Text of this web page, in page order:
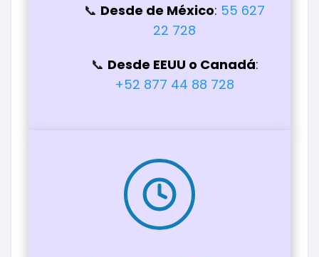
Desde de México: 55 627
22 728
Desde EEUU o Canadá:
+52 877 44 88 728